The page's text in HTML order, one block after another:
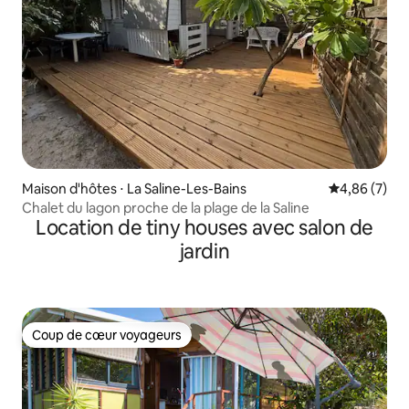
Maison d'hôtes ⋅ La Saline-Les-Bains Évaluation
4,86 (7)
Chalet du lagon proche de la plage de la Saline
Location de tiny houses avec salon de
jardin
Coup de cœur voyageurs
Coup de cœur voyageurs